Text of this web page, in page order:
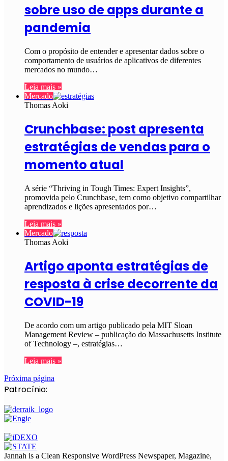
sobre uso de apps durante a
pandemia
Com o propósito de entender e apresentar dados sobre o
comportamento de usuários de aplicativos de diferentes
mercados no mundo…
Leia mais »
Mercado
Thomas Aoki
Crunchbase: post apresenta
estratégias de vendas para o
momento atual
A série “Thriving in Tough Times: Expert Insights”,
promovida pelo Crunchbase, tem como objetivo compartilhar
aprendizados e lições apresentados por…
Leia mais »
Mercado
Thomas Aoki
Artigo aponta estratégias de
resposta à crise decorrente da
COVID-19
De acordo com um artigo publicado pela MIT Sloan
Management Review – publicação do Massachusetts Institute
of Technology –, estratégias…
Leia mais »
Próxima página
Patrocínio:
Jannah is a Clean Responsive WordPress Newspaper, Magazine,